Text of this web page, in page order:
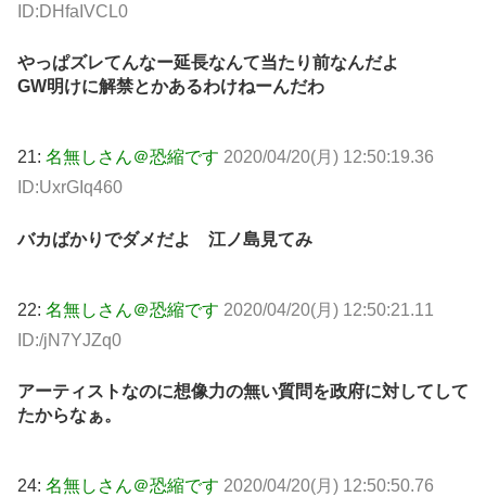
ID:DHfaIVCL0
やっぱズレてんなー延長なんて当たり前なんだよ
GW明けに解禁とかあるわけねーんだわ
21: 名無しさん＠恐縮です 2020/04/20(月) 12:50:19.36
ID:UxrGIq460
バカばかりでダメだよ 江ノ島見てみ
22: 名無しさん＠恐縮です 2020/04/20(月) 12:50:21.11
ID:/jN7YJZq0
アーティストなのに想像力の無い質問を政府に対してして
たからなぁ。
24: 名無しさん＠恐縮です 2020/04/20(月) 12:50:50.76